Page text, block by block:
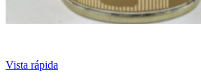
Vista rápida